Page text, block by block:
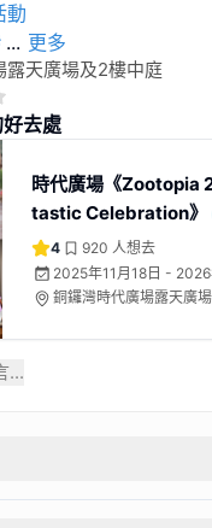
動
... 更多
露天廣場及2樓中庭
好去處
時代廣場《Zootopia
tastic Celebration》
4 920 人想去
2025年11月18日 -
銅鑼灣時代廣場露天廣
...